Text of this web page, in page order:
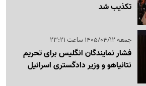
تکذیب شد
جمعه 1405/04/12 ساعت 23:21
فشار نمایندگان انگلیس برای تحریم
نتانیاهو و وزیر دادگستری اسرائیل